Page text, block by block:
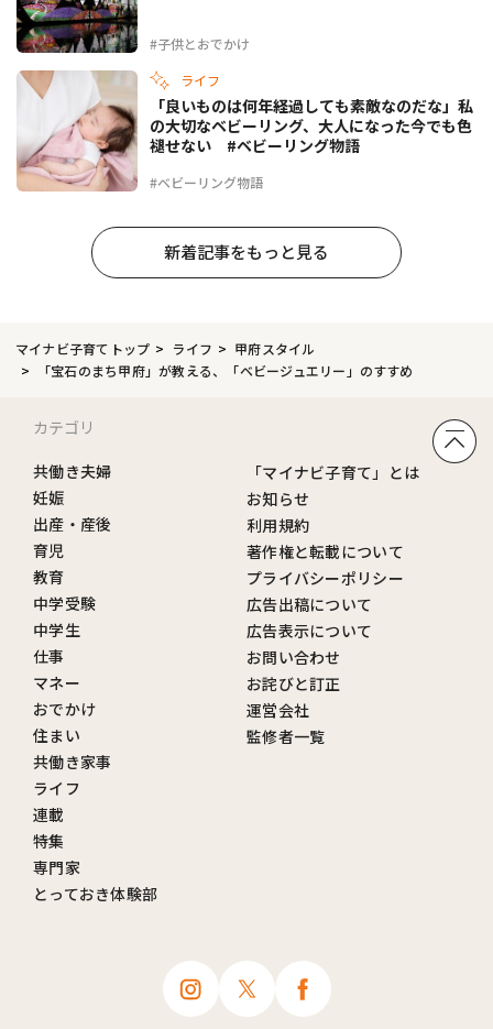
#子供とおでかけ
ライフ
#ベビーリング物語
「良いものは何年経過しても素敵なのだな」私
の大切なベビーリング、大人になった今でも色
褪せない #ベビーリング物語
新着記事をもっと見る
マイナビ子育てトップ ライフ
甲府スタイル
「宝石のまち甲府」が教える、「ベビージュエリー」のすすめ
カテゴリ
共働き夫婦
妊娠
出産・産後
育児
教育
中学受験
中学生
仕事
マネー
おでかけ
住まい
共働き家事
ライフ
連載
特集
専門家
とっておき体験部
「マイナビ子育て」とは
お知らせ
利用規約
著作権と転載について
プライバシーポリシー
広告出稿について
広告表示について
お問い合わせ
お詫びと訂正
運営会社
監修者一覧